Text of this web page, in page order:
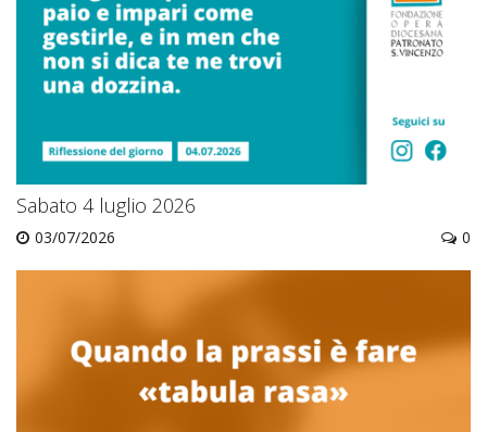
Sabato 4 luglio 2026
03/07/2026 0